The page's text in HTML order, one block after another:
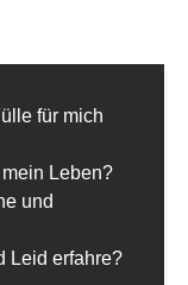
für mich
Leben?
und
Leid erfahre?